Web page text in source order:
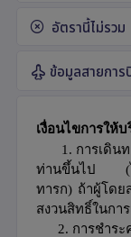
อัตรานี้ไม่รวม
ข้อมูลสายการ
เงื่อนไขการให้บ
1. การเดิน
ท่านขึ้นไป (ไม่
ทารก) ถ้าผู้โดย
สงวนสิทธิ์ในกา
2. การชำระ